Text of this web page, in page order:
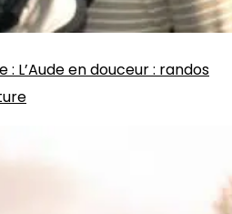
: L’Aude en douceur : randos